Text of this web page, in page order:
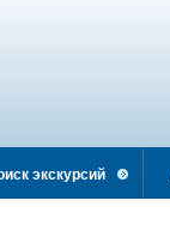
экскурсий